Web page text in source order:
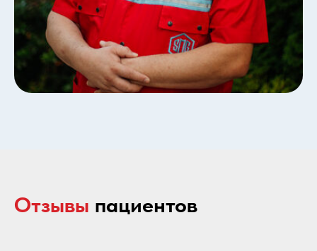
Отзывы пациентов